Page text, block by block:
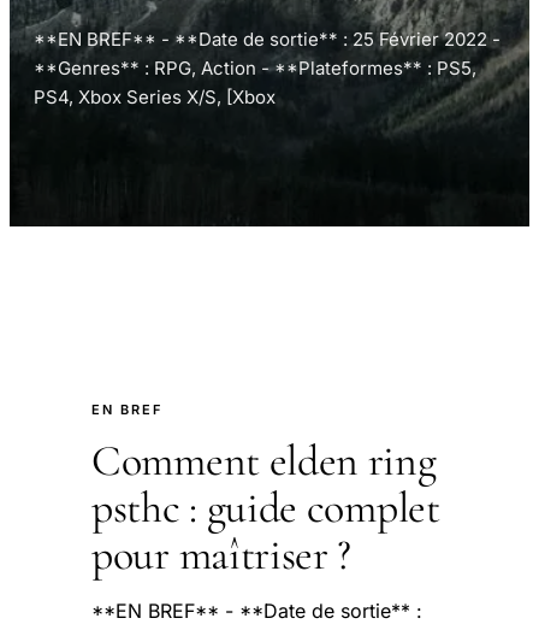
**EN BREF** - **Date de sortie** : 25 Février 2022 -
**Genres** : RPG, Action - **Plateformes** : PS5,
PS4, Xbox Series X/S, [Xbox
EN BREF
Comment elden ring
psthc : guide complet
pour maîtriser ?
**EN BREF** - **Date de sortie** :